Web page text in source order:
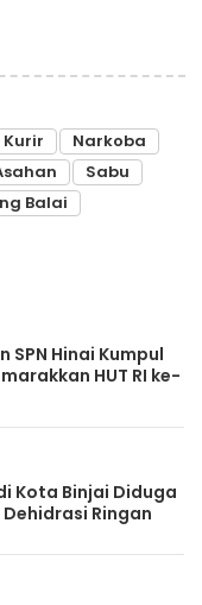
Kurir
Narkoba
Sabu
Balai
SPN Hinai Kumpul
HUT RI ke-
Kota Binjai Diduga
Ringan